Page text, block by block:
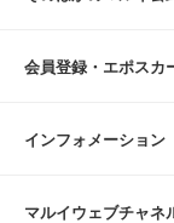
会員登録・エポスカ
インフォメーション
マルイウェブチャネ